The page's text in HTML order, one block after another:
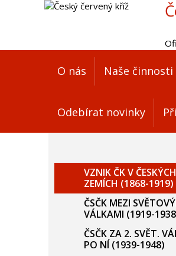
O nás Naše činnosti
Odebírat novinky
VZNIK ČK V ČESKÝCH
ZEMÍCH (1868-1919)
ČSČK MEZI
VÁLKAMI (1919-
ČSČK ZA 2. SVĚT.
PO NÍ (1939-1948)